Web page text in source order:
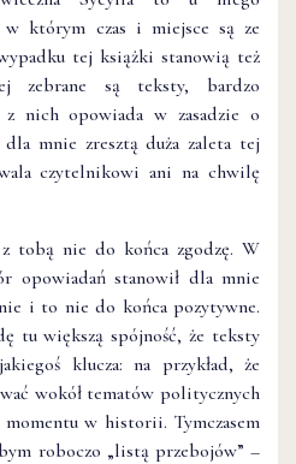
którym czas i miejsce są ze
tej książki stanowią też
zebrane są teksty, bardzo
nich opowiada w zasadzie o
dla mnie zresztą duża zaleta tej
czytelnikowi ani na chwilę
tobą nie do końca zgodzę. W
opowiadań stanowił dla mnie
i to nie do końca pozytywne.
tu większą spójność, że teksty
klucza: na przykład, że
wokół tematów politycznych
w historii. Tymczasem
roboczo „listą przebojów” –